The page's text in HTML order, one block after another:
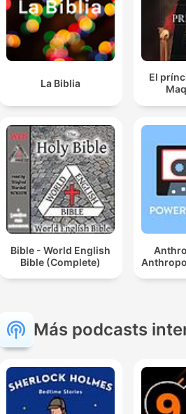
La Biblia
El
Bible - World English
Bible (Complete)
Más podcasts